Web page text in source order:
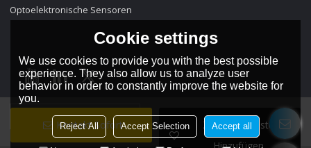
Kontakt Sofort
Zur Wunschliste
Optoelektronische Sensoren
Sprache: Deutsch
Cookie settings
We use cookies to provide you with the best possible
experience. They also allow us to analyze user
behavior in order to constantly improve the website for
you.
Reject All Accept Selection Accept all